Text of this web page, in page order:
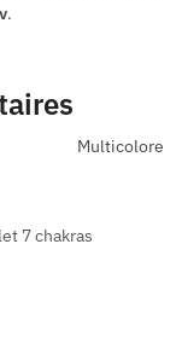
.
Multicolore
7 chakras